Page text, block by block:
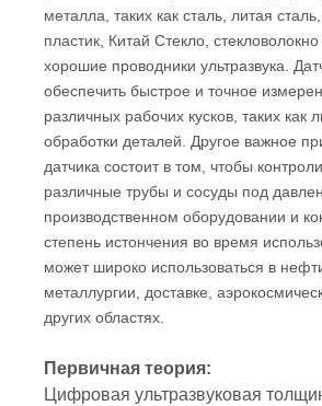
металла, таких как сталь, литая
пластик, Китай Стекло,
хорошие проводники ультразвука.
обеспечить быстрое и точное
различных рабочих кусков, таких как
обработки деталей. Другое важное
датчика состоит в том, чтобы
различные трубы и сосуды под
производственном оборудовании и
степень истончения во время
может широко использоваться в
металлургии, доставке,
других областях.
Первичная теория:
Цифровая ультразвуковая